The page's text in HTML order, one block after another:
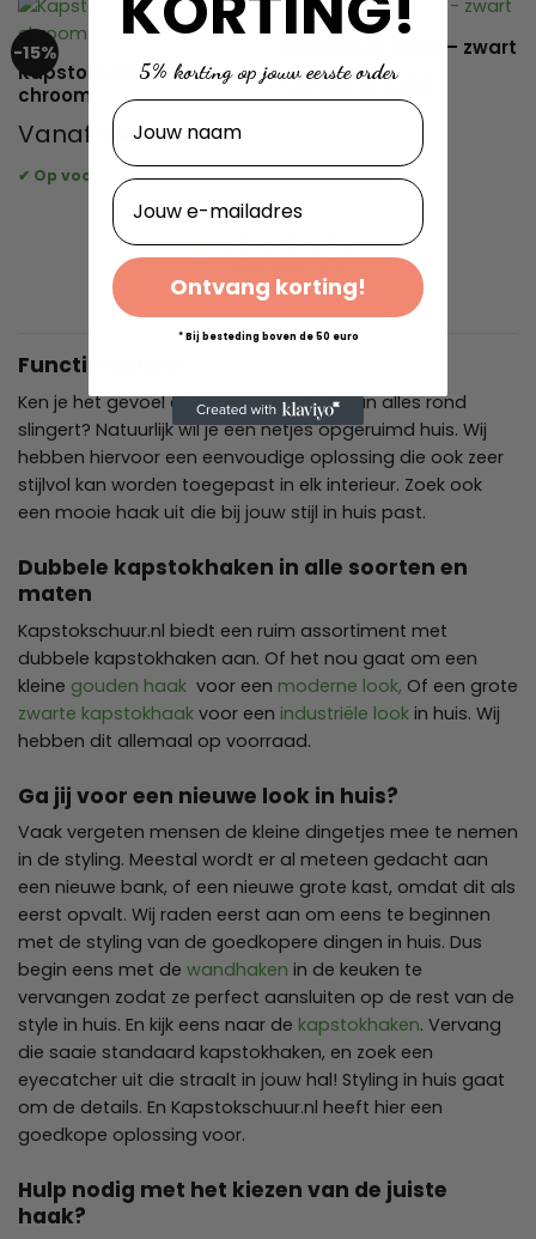
-15%
Kapstokhaak Guido –
chroom
Vanaf 4.13
Wandhaak Daan – zwart
Vanaf€4.88
1 2 3
Functionaliteit
Ken je het gevoel dat er overal in huis van alles rond
slingert? Natuurlijk wil je een netjes opgeruimd huis. Wij
hebben hiervoor een eenvoudige oplossing die ook zeer
stijlvol kan worden toegepast in elk interieur. Zoek ook
een mooie haak uit die bij jouw stijl in huis past.
Dubbele kapstokhaken in alle soorten en
maten
Kapstokschuur.nl biedt een ruim assortiment met
dubbele kapstokhaken aan. Of het nou gaat om een
kleine gouden haak voor een moderne look, Of een grote
zwarte kapstokhaak voor een industriële look in huis. Wij
hebben dit allemaal op voorraad.
Ga jij voor een nieuwe look in huis?
Vaak vergeten mensen de kleine dingetjes mee te nemen
in de styling. Meestal wordt er al meteen gedacht aan
een nieuwe bank, of een nieuwe grote kast, omdat dit als
eerst opvalt. Wij raden eerst aan om eens te beginnen
met de styling van de goedkopere dingen in huis. Dus
begin eens met de wandhaken in de keuken te
vervangen zodat ze perfect aansluiten op de rest van de
style in huis. En kijk eens naar de kapstokhaken. Vervang
die saaie standaard kapstokhaken, en zoek een
eyecatcher uit die straalt in jouw hal! Styling in huis gaat
om de details. En Kapstokschuur.nl heeft hier een
goedkope oplossing voor.
Hulp nodig met het kiezen van de juiste
haak?
5% korting op jouw eerste order
Naam
E-mailadres
Ontvang korting!
* Bij besteding boven de 50 euro